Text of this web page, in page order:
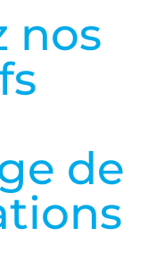
nos
de